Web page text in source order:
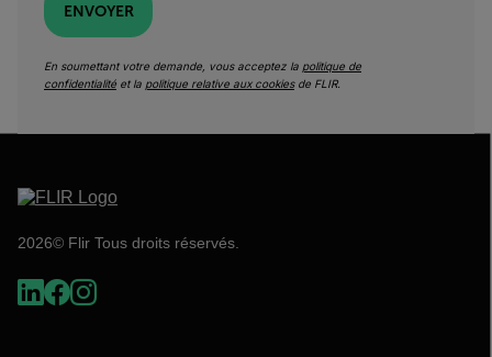
ENVOYER
En soumettant votre demande, vous acceptez la politique de
confidentialité et la politique relative aux cookiesde FLIR.
2026© Flir Tous droits réservés.